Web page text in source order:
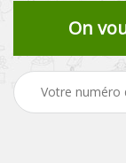
On